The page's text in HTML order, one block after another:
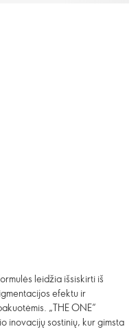
leidžia išsiskirti iš
efektu ir
„THE ONE“
inovacijų sostinių, kur gimsta